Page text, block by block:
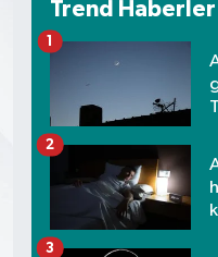
Trend Haberler
1
2
3